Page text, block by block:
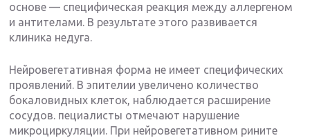
основе — специфическая реакция между аллергеном
и антителами. В результате этого развивается
клиника недуга.
Нейровегетативная форма не имеет специфических
проявлений. В эпителии увеличено количество
бокаловидных клеток, наблюдается расширение
сосудов. пециалисты отмечают нарушение
микроциркуляции. При нейровегетативном рините